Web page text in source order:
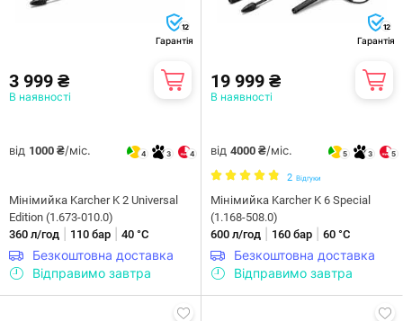
12
Гарантія
3 999 ₴
В наявності
від 1000 ₴/міс. 4 3 4
Мiнiмийка Karcher K 2 Universal
Edition (1.673-010.0)
360 л/год
110 бар 40 °С
Безкоштовна доставка
Відправимо завтра
12
Гарантія
19 999 ₴
В наявності
від 4000 ₴/міс. 5 3 5
2 Відгуки
Мiнiмийка Karcher K 6 Special
(1.168-508.0)
600 л/год
160 бар 60 °С
Безкоштовна доставка
Відправимо завтра